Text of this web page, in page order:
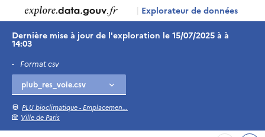
| Explorateur de données
Dernière mise à jour de l'exploration le 15/07/2025 à à
14:03
- Format csv
PLU bioclimatique - Emplacemen...
Ville de Paris